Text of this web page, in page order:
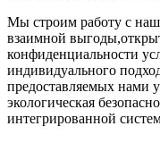
Мы строим работу с
взаимной
конфиденциальности
индивидуального
предоставляемых нами
экологическая
интегрированной